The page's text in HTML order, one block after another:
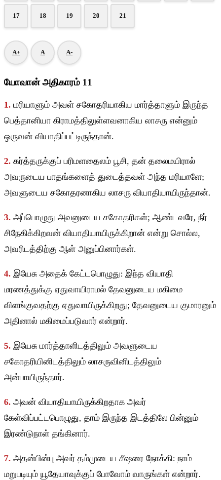
17 18 19 20 21
A+ A A-
யோவான் அதிகாரம் 11
1. மரியாளும் அவள் சகோதரியாகிய மார்த்தாளும் இருந்த
பெத்தானியா கிராமத்திலுள்ளவனாகிய லாசரு என்னும்
ஒருவன் வியாதிப்பட்டிருந்தான்.
2. கர்த்தருக்குப் பரிமளதைலம் பூசி, தன் தலைமயிரால்
அவருடைய பாதங்களைத் துடைத்தவள் அந்த மரியாளே;
அவளுடைய சகோதரனாகிய லாசரு வியாதியாயிருந்தான்.
3. அப்பொழுது அவனுடைய சகோதரிகள்; ஆண்டவரே, நீர்
சிநேகிக்கிறவன் வியாதியாயிருக்கிறான் என்று சொல்ல,
அவரிடத்திற்கு ஆள் அனுப்பினார்கள்.
4. இயேசு அதைக் கேட்டபொழுது: இந்த வியாதி
மரணத்துக்கு ஏதுவாயிராமல் தேவனுடைய மகிமை
விளங்குவதற்கு ஏதுவாயிருக்கிறது; தேவனுடைய குமாரனும்
அதினால் மகிமைப்படுவார் என்றார்.
5. இயேசு மார்த்தாளிடத்திலும் அவளுடைய
சகோதரியினிடத்திலும் லாசருவினிடத்திலும்
அன்பாயிருந்தார்.
6. அவன் வியாதியாயிருக்கிறதாக அவர்
கேள்விப்பட்டபொழுது, தாம் இருந்த இடத்திலே பின்னும்
இரண்டுநாள் தங்கினார்.
7. அதன்பின்பு அவர் தம்முடைய சீஷரை நோக்கி: நாம்
மறுபடியும் யூதேயாவுக்குப் போவோம் வாருங்கள் என்றார்.